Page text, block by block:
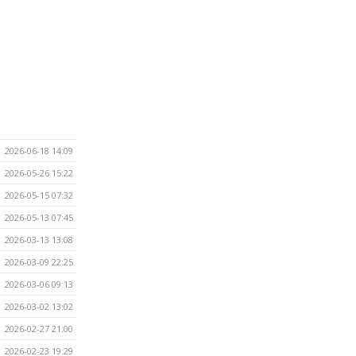
2026-06-18 14:09
2026-05-26 15:22
2026-05-15 07:32
2026-05-13 07:45
2026-03-13 13:08
2026-03-09 22:25
2026-03-06 09:13
2026-03-02 13:02
2026-02-27 21:00
2026-02-23 19:29